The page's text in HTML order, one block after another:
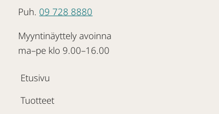
Puh. 09 728 8880
Myyntinäyttely avoinna
ma–pe klo 9.00–16.00
Etusivu
Tuotteet